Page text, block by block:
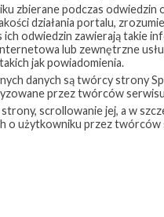
zbierane podczas odwiedzin
działania portalu,
ich odwiedzin zawierają takie
lub zewnętrzne
jak powiadomienia.
danych są twórcy strony
przez twórców
scrollowanie jej, a w
o użytkowniku przez twórców